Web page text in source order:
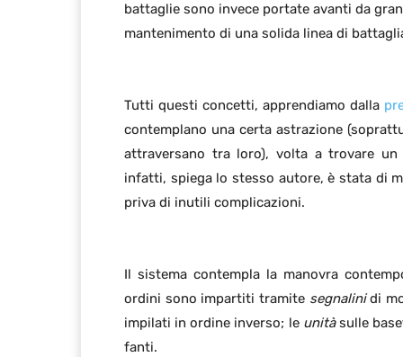
battaglie sono invece portate avanti da
mantenimento di una solida linea di
Tutti questi concetti, apprendiamo dalla
contemplano una certa astrazione
attraversano tra loro), volta a trovare un
infatti, spiega lo stesso autore, è stata di
priva di inutili complicazioni.
Il sistema contempla la manovra
ordini sono impartiti tramite segnalinidi
impilati in ordine inverso; le unitàsulle
fanti.